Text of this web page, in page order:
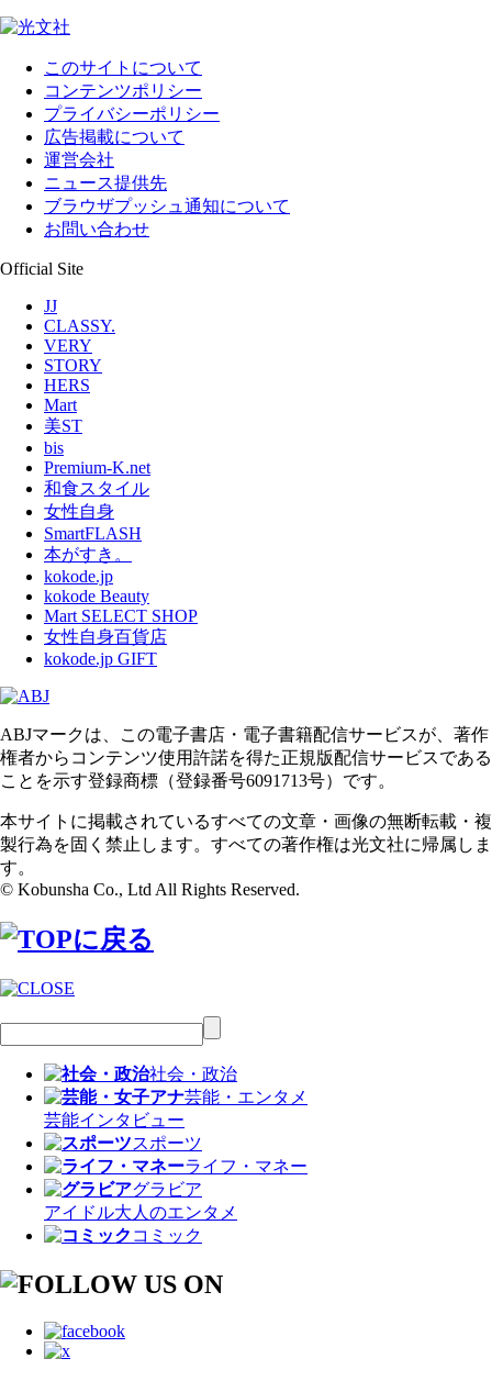
このサイトについて
コンテンツポリシー
プライバシーポリシー
広告掲載について
運営会社
ニュース提供先
ブラウザプッシュ通知について
お問い合わせ
Official Site
JJ
CLASSY.
VERY
STORY
HERS
Mart
美ST
bis
Premium-K.net
和食スタイル
女性自身
SmartFLASH
本がすき。
kokode.jp
kokode Beauty
Mart SELECT SHOP
女性自身百貨店
kokode.jp GIFT
ABJマークは、この電子書店・電子書籍配信サービスが、著作
権者からコンテンツ使用許諾を得た正規版配信サービスである
ことを示す登録商標（登録番号6091713号）です。
本サイトに掲載されているすべての文章・画像の無断転載・複
製行為を固く禁止します。すべての著作権は光文社に帰属しま
す。
© Kobunsha Co., Ltd All Rights Reserved.
社会・政治
芸能・エンタメ
芸能インタビュー
スポーツ
ライフ・マネー
グラビア
アイドル大人のエンタメ
コミック